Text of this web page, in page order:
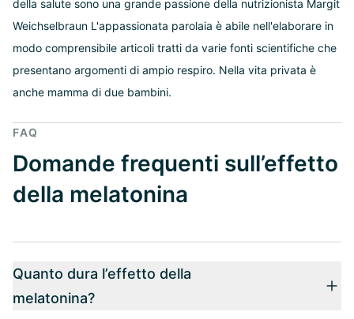
della salute sono una grande passione della nutrizionista Margit
Weichselbraun L'appassionata parolaia è abile nell'elaborare in
modo comprensibile articoli tratti da varie fonti scientifiche che
presentano argomenti di ampio respiro. Nella vita privata è
anche mamma di due bambini.
FAQ
Domande frequenti sull’effetto
della melatonina
Quanto dura l’effetto della
melatonina?